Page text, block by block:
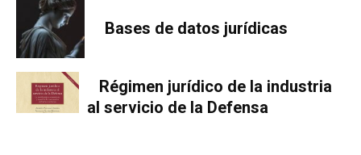
Bases de datos jurídicas
Régimen jurídico de la industria
al servicio de la Defensa